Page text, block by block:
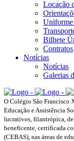
Locação
Uniforme
Bilhete
Contratos
Notícias
Notícias
Galerias
O Colégio São Francisco
Educação e Assistência
lucrativos, filantrópica,
beneficente, certificada
(CEBAS), nas áreas de